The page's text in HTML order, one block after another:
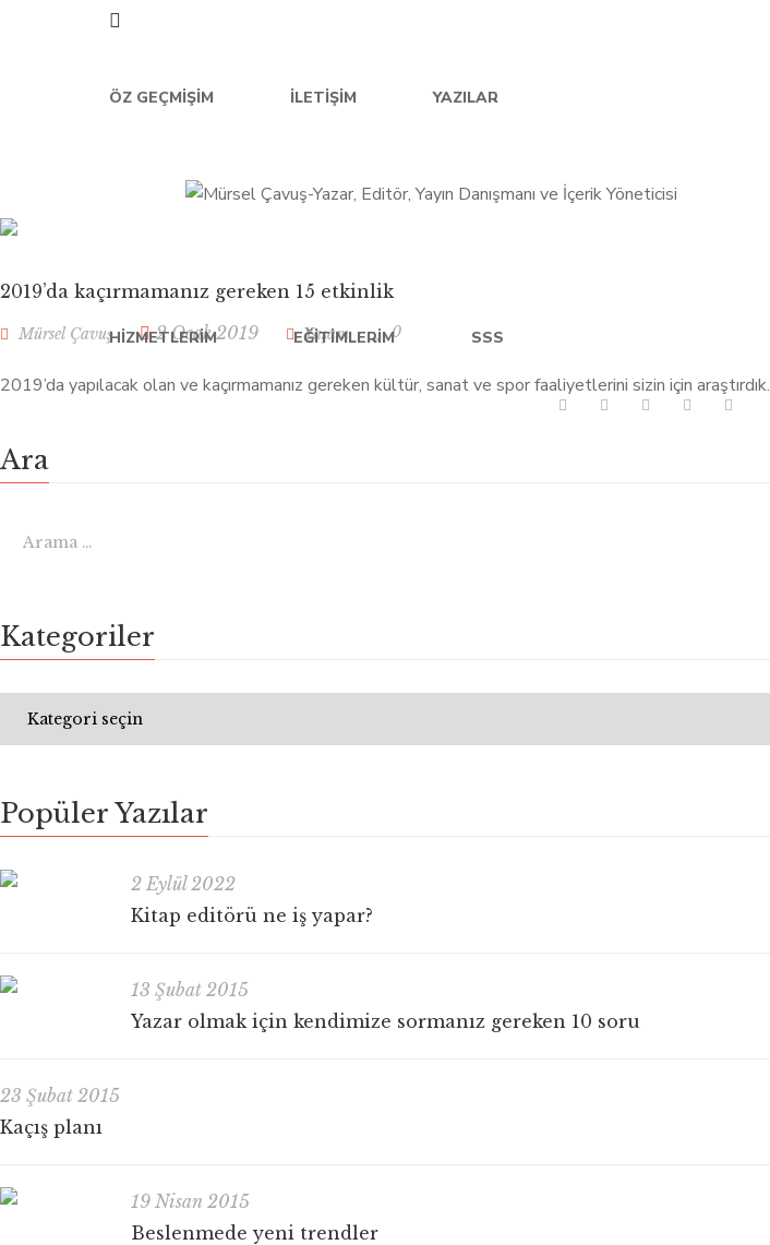
ÖZ GEÇMIŞIM İLETIŞIM YAZILAR
HIZMETLERIM EĞITIMLERIM SSS
2019’da kaçırmamanız gereken 15 etkinlik
Mürsel Çavuş 2 Ocak 2019 Yaşam 0
2019’da yapılacak olan ve kaçırmamanız gereken kültür, sanat ve spor faaliyetlerini sizin için araştırdık.
Ara
Kategoriler
Popüler Yazılar
2 Eylül 2022
Kitap editörü ne iş yapar?
13 Şubat 2015
Yazar olmak için kendimize sormanız gereken 10 soru
23 Şubat 2015
Kaçış planı
19 Nisan 2015
Beslenmede yeni trendler